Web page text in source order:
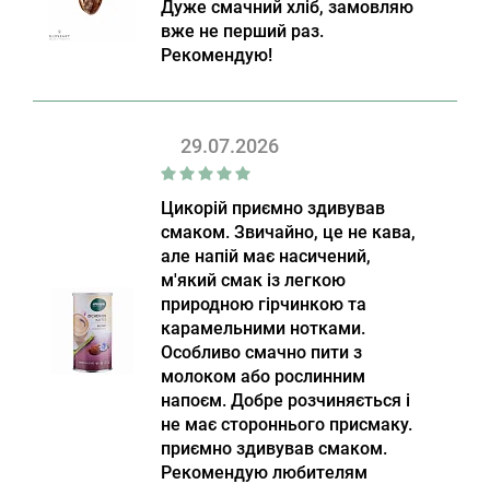
Дуже смачний хліб, замовляю
вже не перший раз.
Рекомендую!
29.07.2026
Цикорій приємно здивував
смаком. Звичайно, це не кава,
але напій має насичений,
м'який смак із легкою
природною гірчинкою та
карамельними нотками.
Особливо смачно пити з
молоком або рослинним
напоєм. Добре розчиняється і
не має стороннього присмаку.
приємно здивував смаком.
Рекомендую любителям